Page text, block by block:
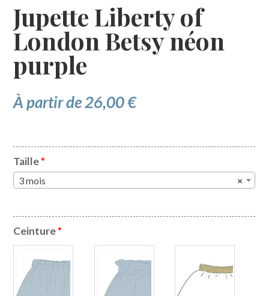
Jupette Liberty of
London Betsy néon
purple
À partir de26,00€
Taille*
×
3 mois
Ceinture*